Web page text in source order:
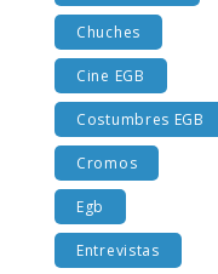
Chuches
Cine EGB
Costumbres EGB
Cromos
Egb
Entrevistas